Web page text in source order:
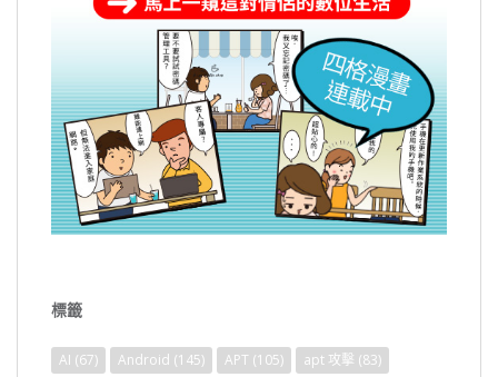
標籤
AI (67) Android (145) APT (105) apt 攻擊 (83)